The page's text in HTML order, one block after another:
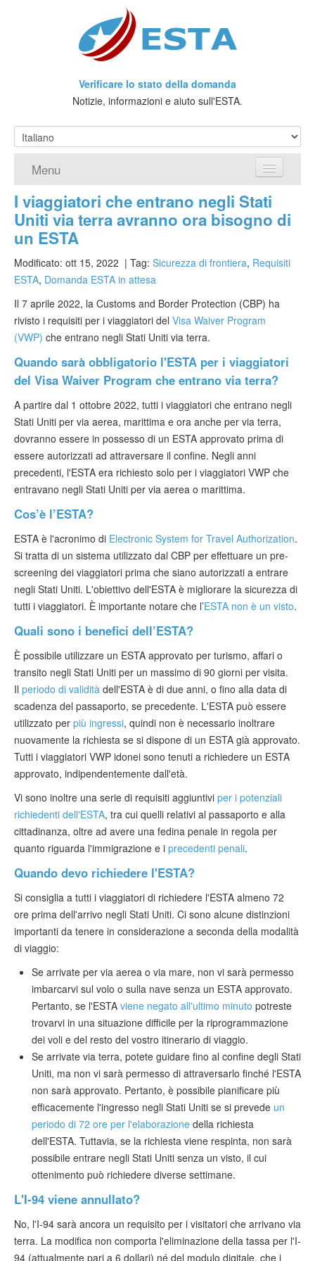
Verificare lo stato della domanda
Notizie, informazioni e aiuto sull'ESTA.
Menu
Home
Richiedere ESTA
Che cos'è l'ESTA?
Verificare ESTA
ESTA info
Contatto
I viaggiatori che entrano negli Stati
Uniti via terra avranno ora bisogno di
un ESTA
Modificato: ott 15, 2022 | Tag: Sicurezza di frontiera, Requisiti
ESTA, Domanda ESTA in attesa
Il 7 aprile 2022, la Customs and Border Protection (CBP) ha
rivisto i requisiti per i viaggiatori del Visa Waiver Program
(VWP) che entrano negli Stati Uniti via terra.
Quando sarà obbligatorio l'ESTA per i viaggiatori
del Visa Waiver Program che entrano via terra?
A partire dal 1 ottobre 2022, tutti i viaggiatori che entrano negli
Stati Uniti per via aerea, marittima e ora anche per via terra,
dovranno essere in possesso di un ESTA approvato prima di
essere autorizzati ad attraversare il confine. Negli anni
precedenti, l'ESTA era richiesto solo per i viaggiatori VWP che
entravano negli Stati Uniti per via aerea o marittima.
Cos’è l’ESTA?
ESTA è l'acronimo di Electronic System for Travel Authorization.
Si tratta di un sistema utilizzato dal CBP per effettuare un pre-
screening dei viaggiatori prima che siano autorizzati a entrare
negli Stati Uniti. L'obiettivo dell'ESTA è migliorare la sicurezza di
tutti i viaggiatori. È importante notare che l’ESTA non è un visto.
Quali sono i benefici dell’ESTA?
È possibile utilizzare un ESTA approvato per turismo, affari o
transito negli Stati Uniti per un massimo di 90 giorni per visita.
Il periodo di validità dell'ESTA è di due anni, o fino alla data di
scadenza del passaporto, se precedente. L'ESTA può essere
utilizzato per più ingressi, quindi non è necessario inoltrare
nuovamente la richiesta se si dispone di un ESTA già approvato.
Tutti i viaggiatori VWP idonei sono tenuti a richiedere un ESTA
approvato, indipendentemente dall'età.
Vi sono inoltre una serie di requisiti aggiuntivi per i potenziali
richiedenti dell'ESTA, tra cui quelli relativi al passaporto e alla
cittadinanza, oltre ad avere una fedina penale in regola per
quanto riguarda l'immigrazione e i precedenti penali.
Quando devo richiedere l'ESTA?
Si consiglia a tutti i viaggiatori di richiedere l'ESTA almeno 72
ore prima dell'arrivo negli Stati Uniti. Ci sono alcune distinzioni
importanti da tenere in considerazione a seconda della modalità
di viaggio:
Se arrivate per via aerea o via mare, non vi sarà permesso
imbarcarvi sul volo o sulla nave senza un ESTA approvato.
Pertanto, se l'ESTA viene negato all'ultimo minuto potreste
trovarvi in una situazione difficile per la riprogrammazione
dei voli e del resto del vostro itinerario di viaggio.
Se arrivate via terra, potete guidare fino al confine degli Stati
Uniti, ma non vi sarà permesso di attraversarlo finché l'ESTA
non sarà approvato. Pertanto, è possibile pianificare più
efficacemente l'ingresso negli Stati Uniti se si prevede un
periodo di 72 ore per l'elaborazione della richiesta
dell'ESTA. Tuttavia, se la richiesta viene respinta, non sarà
possibile entrare negli Stati Uniti senza un visto, il cui
ottenimento può richiedere diverse settimane.
L'I-94 viene annullato?
No, l'I-94 sarà ancora un requisito per i visitatori che arrivano via
terra. La modifica non comporta l'eliminazione della tassa per l'I-
94 (attualmente pari a 6 dollari) né del modulo digitale, che i